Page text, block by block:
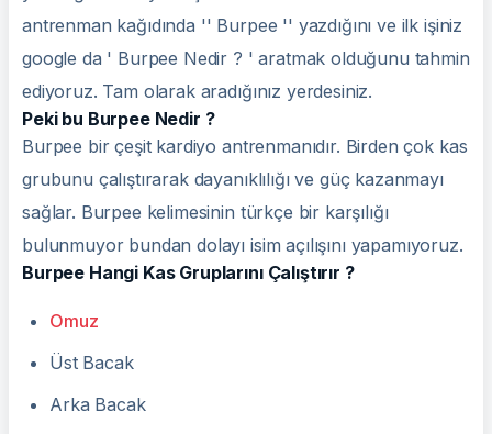
antrenman kağıdında '' Burpee '' yazdığını ve ilk işiniz
google da ' Burpee Nedir ? ' aratmak olduğunu tahmin
ediyoruz. Tam olarak aradığınız yerdesiniz.
Peki bu Burpee Nedir ?
Burpee bir çeşit kardiyo antrenmanıdır. Birden çok kas
grubunu çalıştırarak dayanıklılığı ve güç kazanmayı
sağlar. Burpee kelimesinin türkçe bir karşılığı
bulunmuyor bundan dolayı isim açılışını yapamıyoruz.
Burpee Hangi Kas Gruplarını Çalıştırır ?
Omuz
Üst Bacak
Arka Bacak